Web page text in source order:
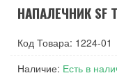
НАПАЛЕЧНИК SF
Код Товара: 1224-01
Наличие: Есть в